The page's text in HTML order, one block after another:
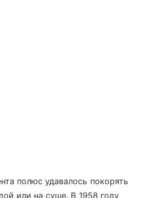
полюс удавалось покорять
или на суше. В 1958 году